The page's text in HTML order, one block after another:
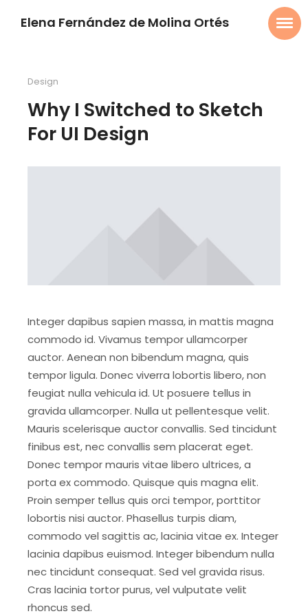
Elena Fernández de Molina Ortés
Design
Why I Switched to Sketch
For UI Design
Integer dapibus sapien massa, in mattis magna
commodo id. Vivamus tempor ullamcorper
auctor. Aenean non bibendum magna, quis
tempor ligula. Donec viverra lobortis libero, non
feugiat nulla vehicula id. Ut posuere tellus in
gravida ullamcorper. Nulla ut pellentesque velit.
Mauris scelerisque auctor convallis. Sed tincidunt
finibus est, nec convallis sem placerat eget.
Donec tempor mauris vitae libero ultrices, a
porta ex commodo. Quisque quis magna elit.
Proin semper tellus quis orci tempor, porttitor
lobortis nisi auctor. Phasellus turpis diam,
commodo vel sagittis ac, lacinia vitae ex. Integer
lacinia dapibus euismod. Integer bibendum nulla
nec tincidunt consequat. Sed vel gravida risus.
Cras lacinia tortor purus, vel vulputate velit
rhoncus sed.